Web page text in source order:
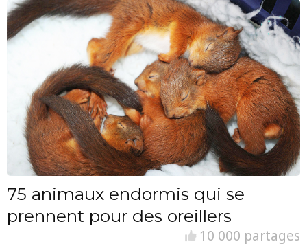
75 animaux endormis qui se
prennent pour des oreillers
10 000 partages